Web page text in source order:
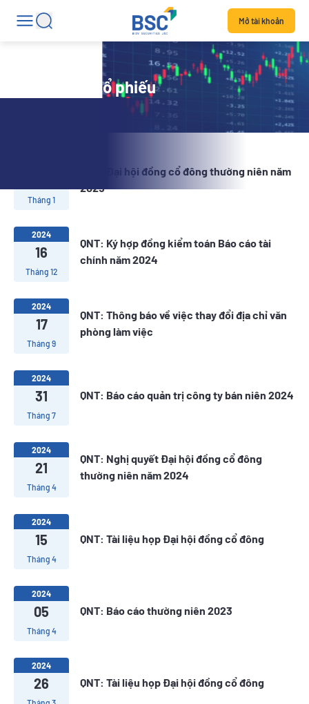
Mở tài khoản
Tin tức mã cổ phiếu
Tháng 1
QNT: Đại hội đồng cổ đông thường niên năm
2025
2024
16
Tháng 12
QNT: Ký hợp đồng kiểm toán Báo cáo tài
chính năm 2024
2024
17
Tháng 9
QNT: Thông báo về việc thay đổi địa chỉ văn
phòng làm việc
2024
31
Tháng 7
QNT: Báo cáo quản trị công ty bán niên 2024
2024
21
Tháng 4
QNT: Nghị quyết Đại hội đồng cổ đông
thường niên năm 2024
2024
15
Tháng 4
QNT: Tài liệu họp Đại hội đồng cổ đông
2024
05
Tháng 4
QNT: Báo cáo thường niên 2023
2024
26 QNT: Tài liệu họp Đại hội đồng cổ đông